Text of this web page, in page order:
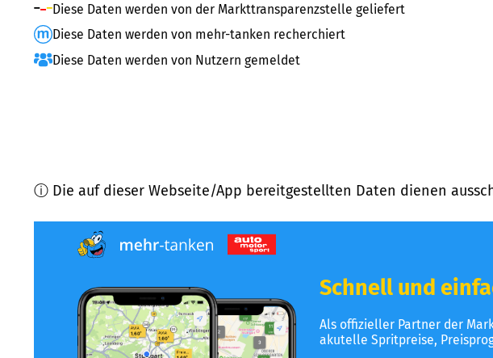
Diese Daten werden von der Markttransparenzstelle geliefert
Diese Daten werden von mehr-tanken recherchiert
Diese Daten werden von Nutzern gemeldet
ⓘ Die auf dieser Webseite/App bereitgestellten Daten dienen
Schnell und
Als offizieller Partner der
akutelle Spritpreise,